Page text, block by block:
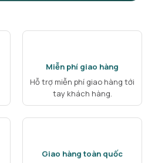
Miễn phí giao hàng
Hỗ trợ miễn phí giao hàng tới
tay khách hàng.
Giao hàng toàn quốc